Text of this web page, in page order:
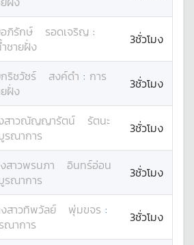
อภิรักษ์ รอดเจริญ :
ชายฝั่ง
3ชั่วโมง
กริชวัชร์ สงค์ดำ : การ
ฝั่ง
3ชั่วโมง
สาวณัญญารัตน์
รัตนะ
รณาการ 3ชั่วโมง
สาวพรนภา
อินทร์อ่อน
รณาการ 3ชั่วโมง
สาวทิพวัลย์ พุ่มขจร :
ณาการ
3ชั่วโมง